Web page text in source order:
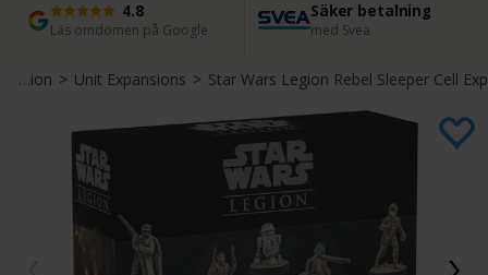
4.8
Läs omdömen på Google
Säker betalning
med Svea
Snabb leverans
Direkt från lager
45 dagars ångerrätt
Enkel retur
Star Wars Legion>Unit Expansions>Star Wars Legion Rebel Sleeper Cell Exp